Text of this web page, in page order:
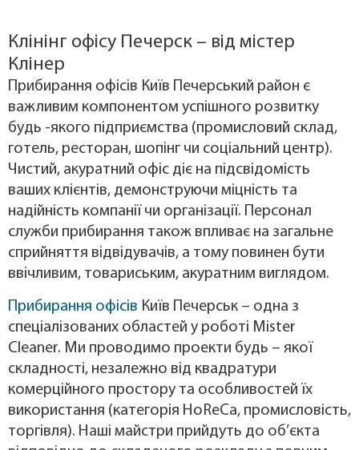
Клінінг офісу Печерск – від містер
Клінер
Прибирання офісів Київ Печерський район є
важливим компонентом успішного розвитку
будь -якого підприємства (промисловий склад,
готель, ресторан, шопінг чи соціальний центр).
Чистий, акуратний офіс діє на підсвідомість
ваших клієнтів, демонструючи міцність та
надійність компанії чи організації. Персонал
служби прибирання також впливає на загальне
сприйняття відвідувачів, а тому повинен бути
ввічливим, товариським, акуратним виглядом.
Прибирання офісів Київ Печерськ – одна з
спеціалізованих областей у роботі Mister
Cleaner. Ми проводимо проекти будь – якої
складності, незалежно від квадратури
комерційного простору та особливостей їх
використання (категорія HoReCa, промисловість,
торгівля). Наші майстри прийдуть до об’єкта